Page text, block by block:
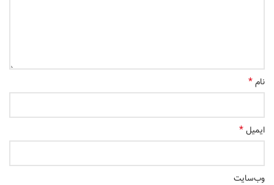
نام*
ایمیل*
وب‌سایت